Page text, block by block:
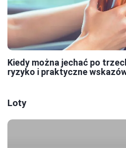
Kiedy można jechać po
ryzyko i praktyczne
Loty